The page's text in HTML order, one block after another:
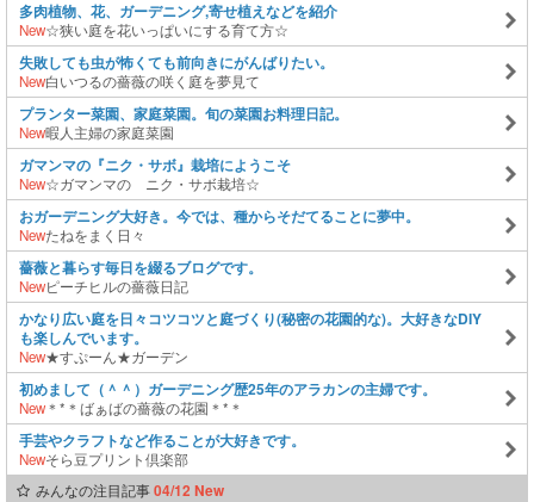
多肉植物、花、ガーデニング,寄せ植えなどを紹介
New☆狭い庭を花いっぱいにする育て方☆
失敗しても虫が怖くても前向きにがんばりたい。
New白いつるの薔薇の咲く庭を夢見て
プランター菜園、家庭菜園。旬の菜園お料理日記。
New暇人主婦の家庭菜園
ガマンマの『ニク・サボ』栽培にようこそ
New☆ガマンマの ニク・サボ栽培☆
おガーデニング大好き。今では、種からそだてることに夢中。
Newたねをまく日々
薔薇と暮らす毎日を綴るブログです。
Newピーチヒルの薔薇日記
かなり広い庭を日々コツコツと庭づくり(秘密の花園的な)。大好きなDIY
も楽しんでいます。
New★すぷーん★ガーデン
初めまして（＾＾）ガーデニング歴25年のアラカンの主婦です。
New＊*＊ばぁばの薔薇の花園＊*＊
手芸やクラフトなど作ることが大好きです。
Newそら豆プリント倶楽部
みんなの注目記事04/12 New